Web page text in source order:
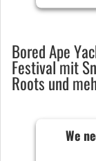
Bored Ape
Festival mit
Roots und
We